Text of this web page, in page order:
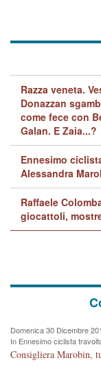
quelle di...
Razza veneta.
Donazzan
come fece con
Galan. E Zaia...?
Ennesimo
Alessandra
Raffaele
giocattoli,
Domenica 30 Dicembre
In Ennesimo ciclista
Comune si svegli"